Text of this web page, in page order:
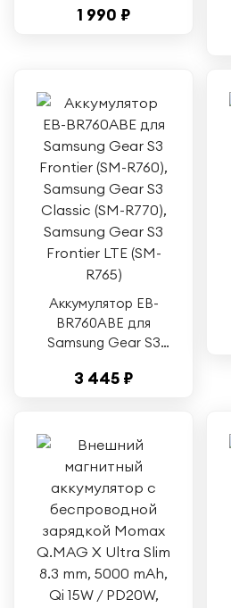
1 990 ₽
Аккумулятор EB-
BR760ABE для
Samsung Gear S3
Samsung Gear S3
Frontier LTE (SM-
R765)
3 445 ₽